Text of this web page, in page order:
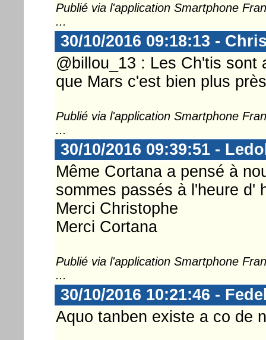
Publié via l'application Smartphone
...
30/10/2016 09:18:13 -
@billou_13 : Les Ch'tis sont
que Mars c'est bien plus
Publié via l'application Smartphone
...
30/10/2016 09:39:51 -
Même Cortana a pensé à
sommes passés à l'heure d'
Merci Christophe
Merci Cortana
Publié via l'application Smartphone
...
30/10/2016 10:21:46 -
Aquo tanben existe a co de